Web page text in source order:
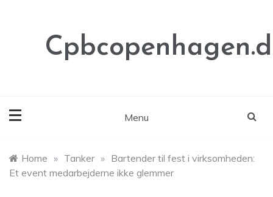
Menu
Home » Tanker » Bartender til fest i virksomheden:
Et event medarbejderne ikke glemmer